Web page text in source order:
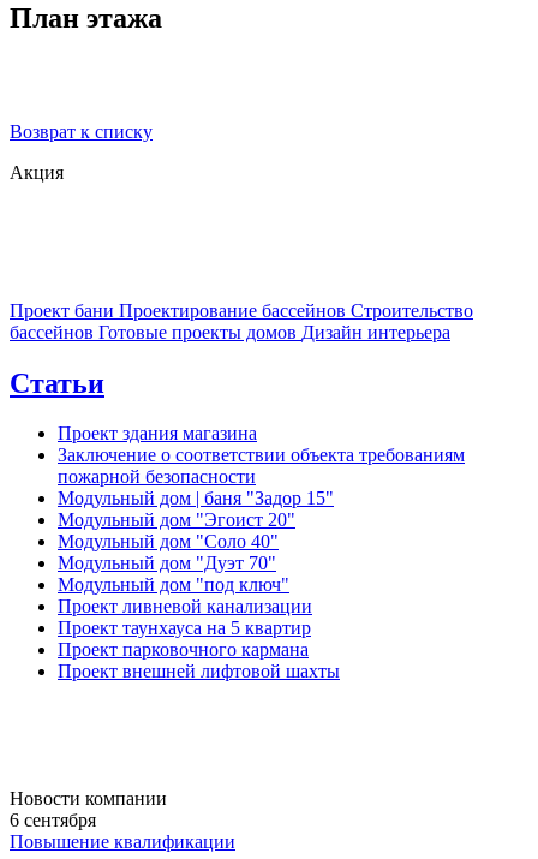
План этажа
Возврат к списку
Акция
Проект бани Проектирование бассейнов Строительство
бассейнов Готовые проекты домов Дизайн интерьера
Статьи
Проект здания магазина
Заключение о соответствии объекта требованиям
пожарной безопасности
Модульный дом | баня "Задор 15"
Модульный дом "Эгоист 20"
Модульный дом "Соло 40"
Модульный дом "Дуэт 70"
Модульный дом "под ключ"
Проект ливневой канализации
Проект таунхауса на 5 квартир
Проект парковочного кармана
Проект внешней лифтовой шахты
Новости компании
6 сентября
Повышение квалификации